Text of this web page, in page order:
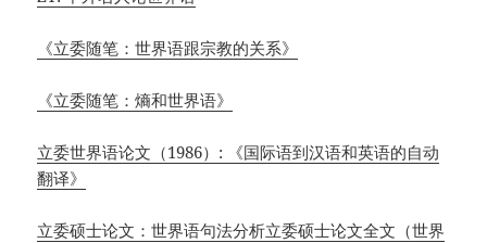
《立委随笔：世界语跟宗教的关系》
《立委随笔：熵和世界语》
立委世界语论文（1986）: 《国际语到汉语和英语的自动
翻译》
立委硕士论文：世界语句法分析立委硕士论文全文（世界